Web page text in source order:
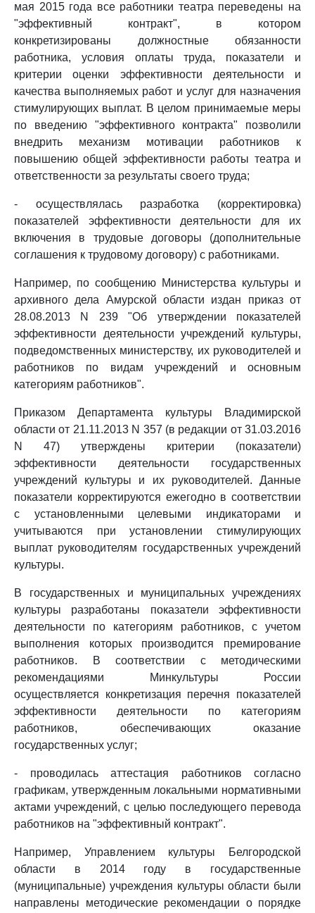
мая 2015 года все работники театра переведены на
"эффективный контракт", в котором
конкретизированы должностные обязанности
работника, условия оплаты труда, показатели и
критерии оценки эффективности деятельности и
качества выполняемых работ и услуг для назначения
стимулирующих выплат. В целом принимаемые меры
по введению "эффективного контракта" позволили
внедрить механизм мотивации работников к
повышению общей эффективности работы театра и
ответственности за результаты своего труда;
- осуществлялась разработка (корректировка)
показателей эффективности деятельности для их
включения в трудовые договоры (дополнительные
соглашения к трудовому договору) с работниками.
Например, по сообщению Министерства культуры и
архивного дела Амурской области издан приказ от
28.08.2013 N 239 "Об утверждении показателей
эффективности деятельности учреждений культуры,
подведомственных министерству, их руководителей и
работников по видам учреждений и основным
категориям работников".
Приказом Департамента культуры Владимирской
области от 21.11.2013 N 357 (в редакции от 31.03.2016
N 47) утверждены критерии (показатели)
эффективности деятельности государственных
учреждений культуры и их руководителей. Данные
показатели корректируются ежегодно в соответствии
с установленными целевыми индикаторами и
учитываются при установлении стимулирующих
выплат руководителям государственных учреждений
культуры.
В государственных и муниципальных учреждениях
культуры разработаны показатели эффективности
деятельности по категориям работников, с учетом
выполнения которых производится премирование
работников. В соответствии с методическими
рекомендациями Минкультуры России
осуществляется конкретизация перечня показателей
эффективности деятельности по категориям
работников, обеспечивающих оказание
государственных услуг;
- проводилась аттестация работников согласно
графикам, утвержденным локальными нормативными
актами учреждений, с целью последующего перевода
работников на "эффективный контракт".
Например, Управлением культуры Белгородской
области в 2014 году в государственные
(муниципальные) учреждения культуры области были
направлены методические рекомендации о порядке